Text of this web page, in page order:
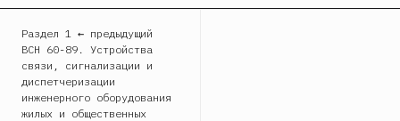
Раздел 1 ← предыдущий
ВСН 60-89. Устройства
связи, сигнализации и
диспетчеризации
инженерного оборудования
жилых и общественных